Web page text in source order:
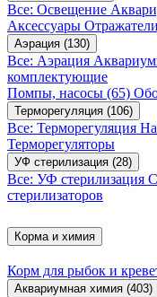
Все: Освещение
Аксессуары Отражатели
Аэрация (130)
Все: Аэрация
комплектующие
Помпы, насосы (65)
Терморегуляция (106)
Все: Терморегуляция
Терморегуляторы
УФ стерилизация (28)
Все: УФ стерилизация
стерилизаторов
Корма и химия
Корм для рыбок и
Аквариумная химия (403)